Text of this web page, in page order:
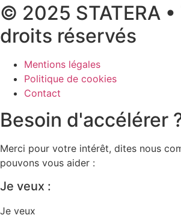
© 2025 STATERA •
droits réservés
Mentions légales
Politique de cookies
Contact
Besoin d'accélérer
Merci pour votre intérêt, dites nous
pouvons vous aider :
Je veux :
Je veux